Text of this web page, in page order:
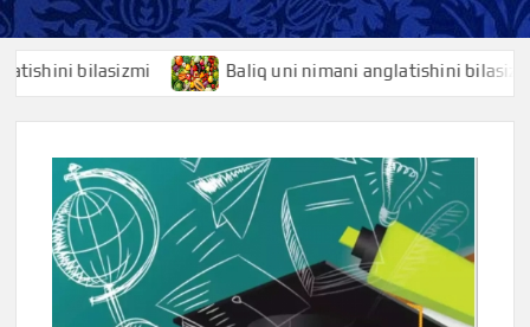
bilasizmi Baliq uni nimani anglatishini bilasizmi